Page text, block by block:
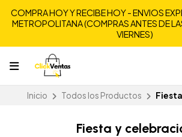
COMPRA HOY Y RECIBE HOY - ENVIOS
METROPOLITANA (COMPRAS ANTES DE
VIERNES)
Inicio Todos los Productos
Fiesta y